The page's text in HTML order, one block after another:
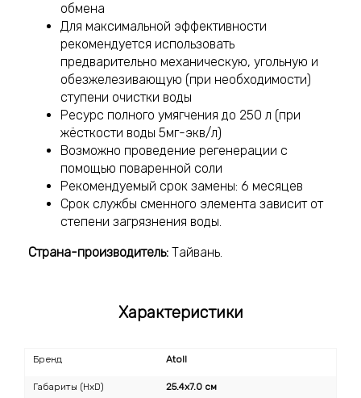
обмена
Для максимальной эффективности
рекомендуется использовать
предварительно механическую, угольную и
обезжелезивающую (при необходимости)
ступени очистки воды
Ресурс полного умягчения до 250 л (при
жёсткости воды 5мг-экв/л)
Возможно проведение регенерации с
помощью поваренной соли
Рекомендуемый срок замены: 6 месяцев
Срок службы сменного элемента зависит от
степени загрязнения воды.
Страна-производитель: Тайвань.
Характеристики
Бренд Atoll
Габариты (HxD) 25.4x7.0 см